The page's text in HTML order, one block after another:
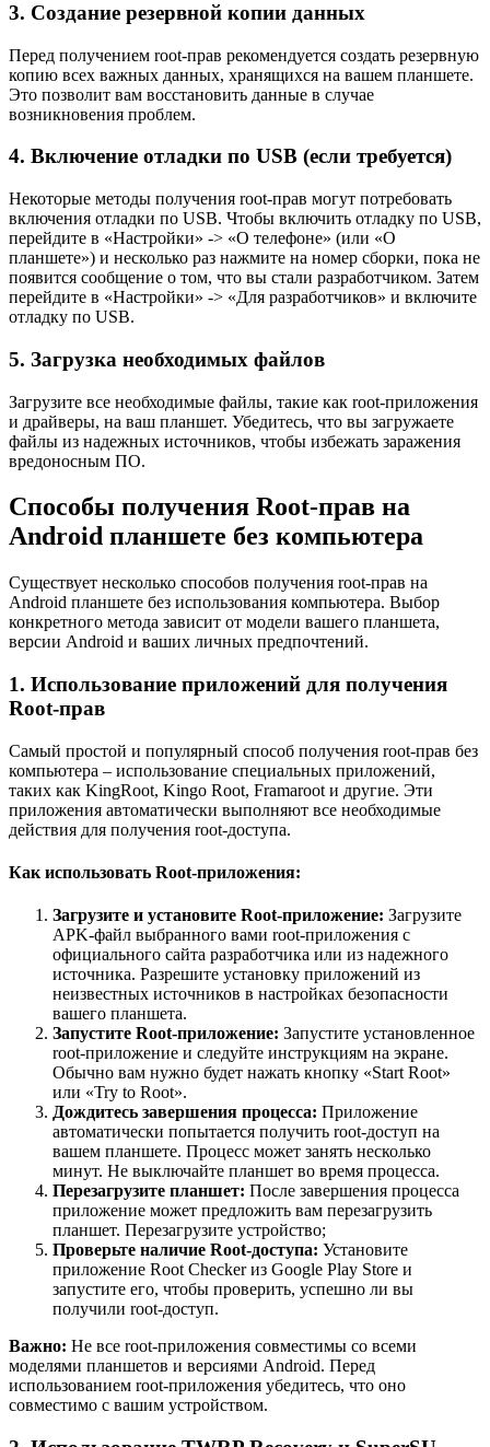
3. Создание резервной копии данных
Перед получением root-прав рекомендуется создать резервную
копию всех важных данных, хранящихся на вашем планшете.
Это позволит вам восстановить данные в случае
возникновения проблем.
4. Включение отладки по USB (если требуется)
Некоторые методы получения root-прав могут потребовать
включения отладки по USB. Чтобы включить отладку по USB,
перейдите в «Настройки» -> «О телефоне» (или «О
планшете») и несколько раз нажмите на номер сборки, пока не
появится сообщение о том, что вы стали разработчиком. Затем
перейдите в «Настройки» -> «Для разработчиков» и включите
отладку по USB.
5. Загрузка необходимых файлов
Загрузите все необходимые файлы, такие как root-приложения
и драйверы, на ваш планшет. Убедитесь, что вы загружаете
файлы из надежных источников, чтобы избежать заражения
вредоносным ПО.
Способы получения Root-прав на
Android планшете без компьютера
Существует несколько способов получения root-прав на
Android планшете без использования компьютера. Выбор
конкретного метода зависит от модели вашего планшета,
версии Android и ваших личных предпочтений.
1. Использование приложений для получения
Root-прав
Самый простой и популярный способ получения root-прав без
компьютера – использование специальных приложений,
таких как KingRoot, Kingo Root, Framaroot и другие. Эти
приложения автоматически выполняют все необходимые
действия для получения root-доступа.
Как использовать Root-приложения:
Загрузите и установите Root-приложение: Загрузите
APK-файл выбранного вами root-приложения с
официального сайта разработчика или из надежного
источника. Разрешите установку приложений из
неизвестных источников в настройках безопасности
вашего планшета.
Запустите Root-приложение: Запустите установленное
root-приложение и следуйте инструкциям на экране.
Обычно вам нужно будет нажать кнопку «Start Root»
или «Try to Root».
Дождитесь завершения процесса: Приложение
автоматически попытается получить root-доступ на
вашем планшете. Процесс может занять несколько
минут. Не выключайте планшет во время процесса.
Перезагрузите планшет: После завершения процесса
приложение может предложить вам перезагрузить
планшет. Перезагрузите устройство;
Проверьте наличие Root-доступа: Установите
приложение Root Checker из Google Play Store и
запустите его, чтобы проверить, успешно ли вы
получили root-доступ.
Важно: Не все root-приложения совместимы со всеми
моделями планшетов и версиями Android. Перед
использованием root-приложения убедитесь, что оно
совместимо с вашим устройством.